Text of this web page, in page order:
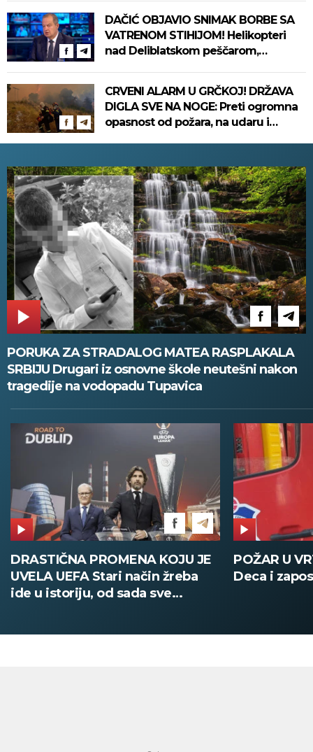
DAČIĆ OBJAVIO SNIMAK BORBE SA
VATRENOM STIHIJOM! Helikopteri
nad Deliblatskom peščarom,
CRVENI ALARM U GRČKOJ! DRŽAVA
DIGLA SVE NA NOGE: Preti ogromna
opasnost od požara, na udaru i
PORUKA ZA STRADALOG MATEA RASPLAKALA
SRBIJU Drugari iz osnovne škole neutešni nakon
tragedije na vodopadu Tupavica
DRASTIČNA PROMENA KOJU JE
UVELA UEFA Stari način žreba
ide u istoriju, od sada sve
POŽAR U
Deca i